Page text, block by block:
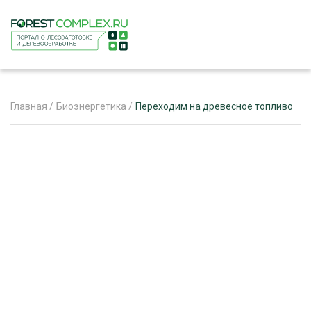
Главная / Биоэнергетика / Переходим на древесное топливо